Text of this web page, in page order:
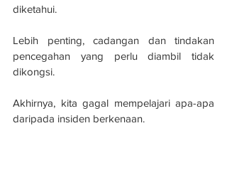
diketahui.
Lebih penting, cadangan dan tindakan
pencegahan yang perlu diambil tidak
dikongsi.
Akhirnya, kita gagal mempelajari apa-apa
daripada insiden berkenaan.